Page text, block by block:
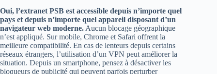
Oui, l’extranet PSB est accessible depuis n’importe quel
pays et depuis n’importe quel appareil disposant d’un
navigateur web moderne. Aucun blocage géographique
n’est appliqué. Sur mobile, Chrome et Safari offrent la
meilleure compatibilité. En cas de lenteurs depuis certains
réseaux étrangers, l’utilisation d’un VPN peut améliorer la
situation. Depuis un smartphone, pensez à désactiver les
bloqueurs de publicité qui peuvent parfois perturber